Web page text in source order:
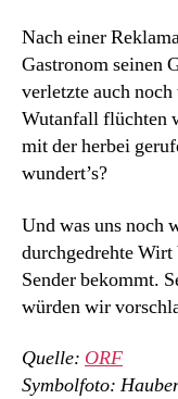
Nach einer
Gastronom seinen
verletzte auch
Wutanfall flüchten
mit der herbei
wundert’s?
Und was uns noch
durchgedrehte
Sender bekommt.
würden wir
Quelle: ORF
Symbolfoto: